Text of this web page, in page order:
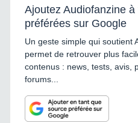
Ajoutez Audiofanzine
préférées sur Google
Un geste simple qui soutient
permet de retrouver plus
contenus : news, tests, avis,
forums...